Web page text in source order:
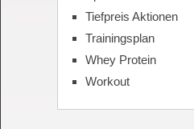
Tiefpreis Aktionen
Trainingsplan
Whey Protein
Workout